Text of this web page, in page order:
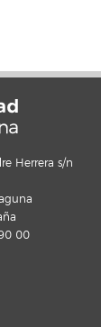
Herrera s/n
00